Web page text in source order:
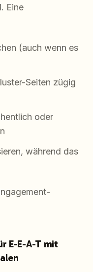
Eine
(auch wenn es
Seiten zügig
oder
während das
E-E-A-T mit